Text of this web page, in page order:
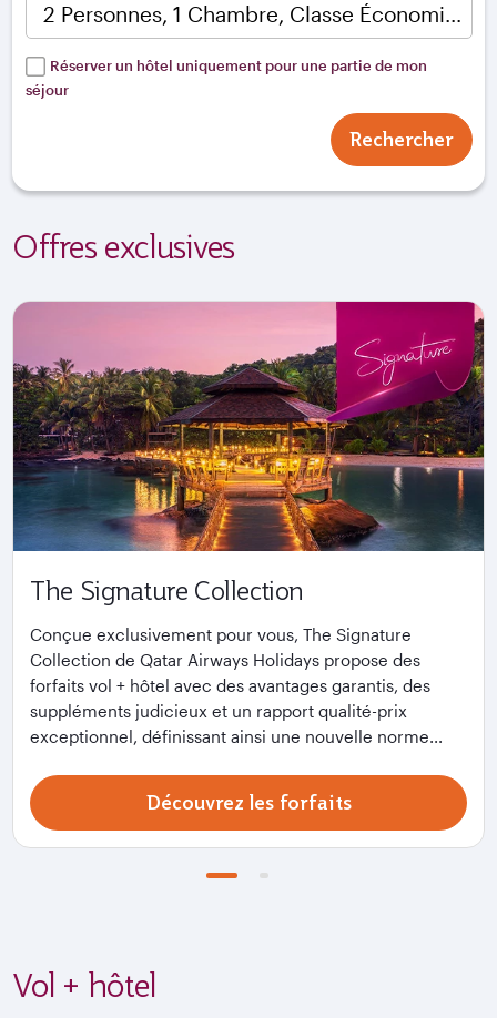
2 Personnes, 1 Chambre, Classe Économique
Réserver un hôtel uniquement pour une partie de mon
séjour
Rechercher
Offres exclusives
The Signature Collection
Conçue exclusivement pour vous, The Signature
Collection de Qatar Airways Holidays propose des
forfaits vol + hôtel avec des avantages garantis, des
suppléments judicieux et un rapport qualité-prix
exceptionnel, définissant ainsi une nouvelle norme...
Découvrez les forfaits
Vol + hôtel